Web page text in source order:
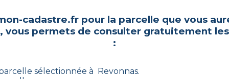
cadastre.fr pour la parcelle que vous
, vous permets de consulter gratuitement
:
sélectionnée à Revonnas.